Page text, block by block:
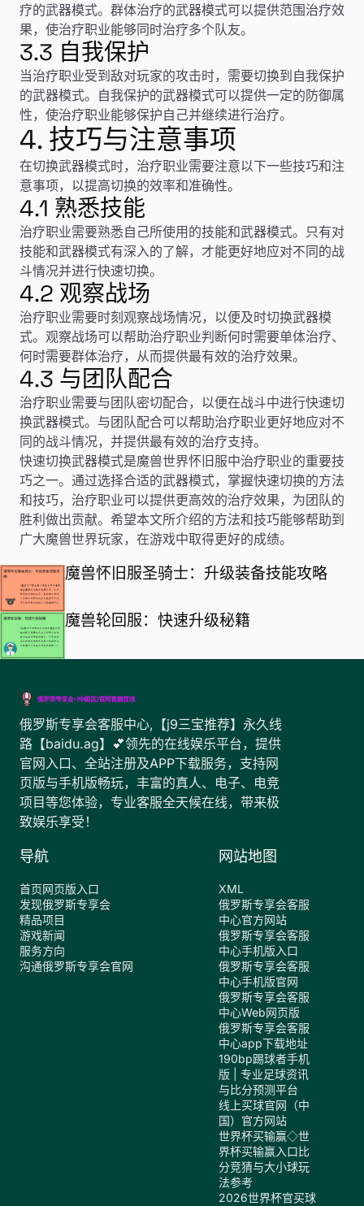
疗的武器模式。群体治疗的武器模式可以提供范围治疗效
果，使治疗职业能够同时治疗多个队友。
3.3 自我保护
当治疗职业受到敌对玩家的攻击时，需要切换到自我保护
的武器模式。自我保护的武器模式可以提供一定的防御属
性，使治疗职业能够保护自己并继续进行治疗。
4. 技巧与注意事项
在切换武器模式时，治疗职业需要注意以下一些技巧和注
意事项，以提高切换的效率和准确性。
4.1 熟悉技能
治疗职业需要熟悉自己所使用的技能和武器模式。只有对
技能和武器模式有深入的了解，才能更好地应对不同的战
斗情况并进行快速切换。
4.2 观察战场
治疗职业需要时刻观察战场情况，以便及时切换武器模
式。观察战场可以帮助治疗职业判断何时需要单体治疗、
何时需要群体治疗，从而提供最有效的治疗效果。
4.3 与团队配合
治疗职业需要与团队密切配合，以便在战斗中进行快速切
换武器模式。与团队配合可以帮助治疗职业更好地应对不
同的战斗情况，并提供最有效的治疗支持。
快速切换武器模式是魔兽世界怀旧服中治疗职业的重要技
巧之一。通过选择合适的武器模式，掌握快速切换的方法
和技巧，治疗职业可以提供更高效的治疗效果，为团队的
胜利做出贡献。希望本文所介绍的方法和技巧能够帮助到
广大魔兽世界玩家，在游戏中取得更好的成绩。
魔兽怀旧服圣骑士：升级装备技能攻略
魔兽轮回服：快速升级秘籍
俄罗斯专享会客服中心,【j9三宝推荐】永久线
路【baidu.ag】💕领先的在线娱乐平台，提供
官网入口、全站注册及APP下载服务，支持网
页版与手机版畅玩，丰富的真人、电子、电竞
项目等您体验，专业客服全天候在线，带来极
致娱乐享受！
导航
首页网页版入口
发现俄罗斯专享会
精品项目
游戏新闻
服务方向
沟通俄罗斯专享会官网
网站地图
XML
俄罗斯专享会客服
中心官方网站
俄罗斯专享会客服
中心手机版入口
俄罗斯专享会客服
中心手机版官网
俄罗斯专享会客服
中心Web网页版
俄罗斯专享会客服
中心app下载地址
190bp踢球者手机
版 | 专业足球资讯
与比分预测平台
线上买球官网（中
国）官方网站
世界杯买输赢◇世
界杯买输赢入口比
分竞猜与大小球玩
法参考
2026世界杯官买球